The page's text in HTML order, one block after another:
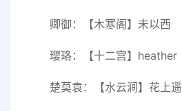
卿御：【木寒阁】未以西
璎珞：【十二宫】heather
楚莫袁：【水云涧】花上遥